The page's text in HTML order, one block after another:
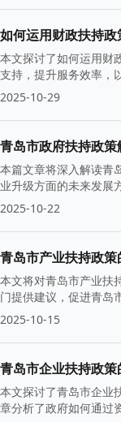
如何运用财政扶持
本文探讨了如何运用财
支持，提升服务效率，
2025-10-29
青岛市政府扶持政
本篇文章将深入解读青
业升级方面的未来发展
2025-10-22
青岛市产业扶持政
本文将对青岛市产业扶
门提供建议，促进青岛
2025-10-15
青岛市企业扶持政
本文探讨了青岛市企业
章分析了政府如何通过